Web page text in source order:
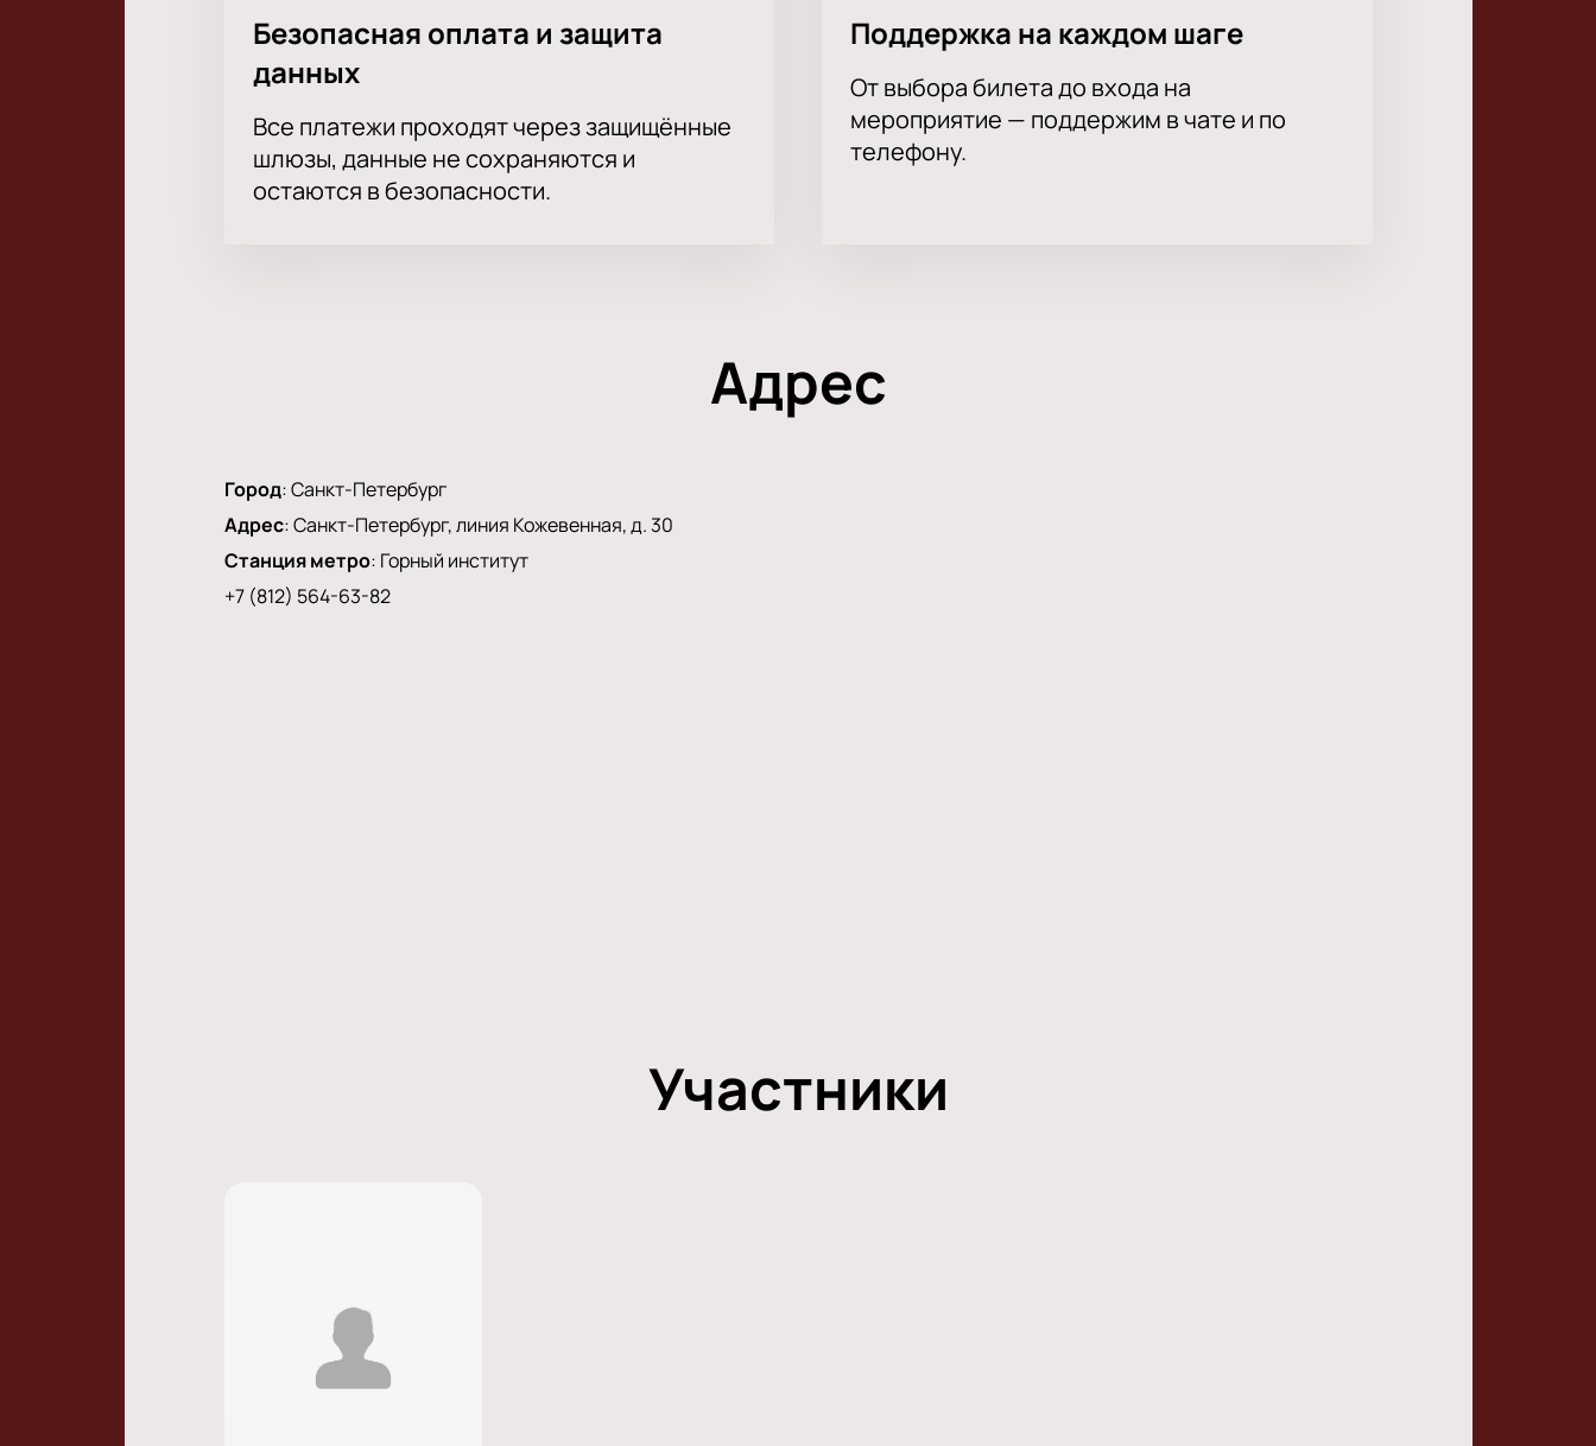
Безопасная оплата и защита
данных
Все платежи проходят через защищённые
шлюзы, данные не сохраняются и
остаются в безопасности.
Поддержка на каждом шаге
От выбора билета до входа на
мероприятие — поддержим в чате и по
телефону.
Адрес
Город:Санкт-Петербург
Адрес:Санкт-Петербург, линия Кожевенная, д. 30
Станция метро: Горный институт
+7 (812) 564-63-82
Участники